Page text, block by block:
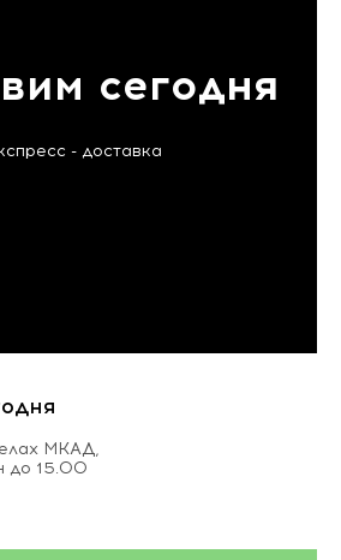
сегодня
- доставка
МКАД,
до 15.00